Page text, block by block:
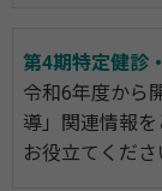
第4期特定健診
令和6年度から
導」関連情報
お役立てくださ